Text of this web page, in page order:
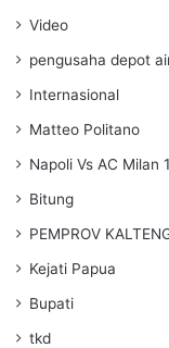
Video
pengusaha depot
Internasional
Matteo Politano
Napoli Vs AC Milan
Bitung
PEMPROV
Kejati Papua
Bupati
tkd